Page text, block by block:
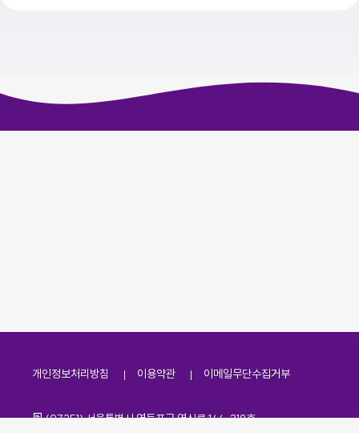
개인정보처리방침 이용약관 이메일무단수집거부
주소
(07251) 서울특별시 영등포구 영신로 166, 319호